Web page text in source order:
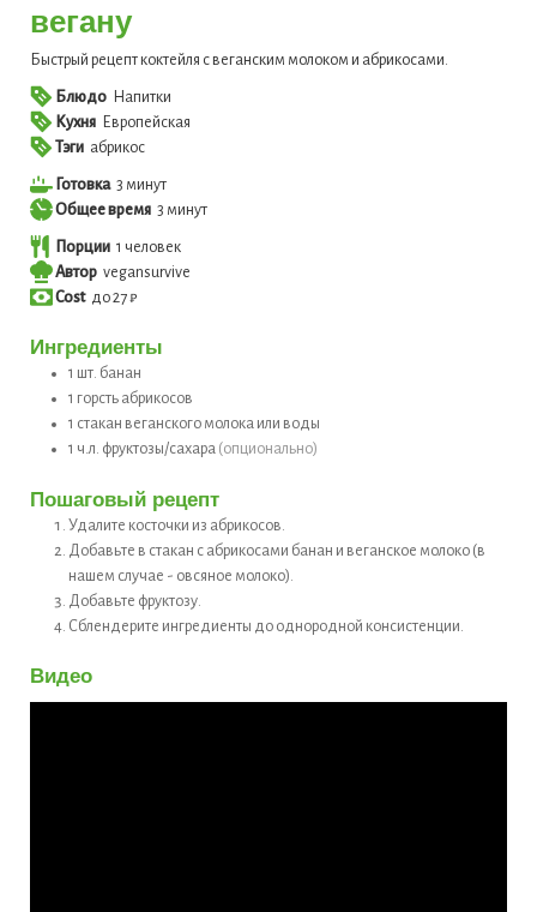
вегану
Быстрый рецепт коктейля с веганским молоком и абрикосами.
Блюдо
Напитки
Кухня
Европейская
Тэги абрикос
Готовка 3 минут
минут
Общее время 3 минут
минут
Порции 1 человек
Автор vegansurvive
Cost до 27 ₽
Ингредиенты
1 шт. банан
1 горсть абрикосов
1 стакан веганского молока или воды
1 ч.л. фруктозы/сахара (опционально)
Пошаговый рецепт
Удалите косточки из абрикосов.
Добавьте в стакан с абрикосами банан и веганское молоко (в
нашем случае - овсяное молоко).
Добавьте фруктозу.
Сблендерите ингредиенты до однородной консистенции.
Видео